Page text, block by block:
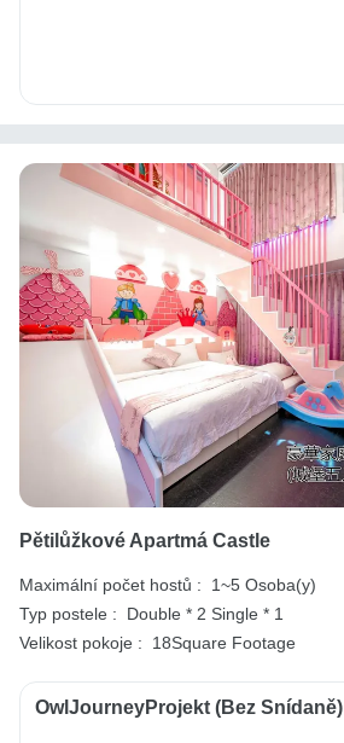
Pětilůžkové Apartmá Castle
Maximální počet hostů :
1~5 Osoba(y)
Typ postele :
Double * 2 Single * 1
Velikost pokoje :
18Square Footage
OwlJourneyProjekt (bez Snídaně)